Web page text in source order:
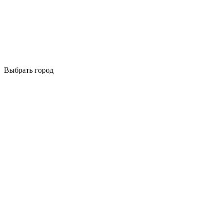
Выбрать город